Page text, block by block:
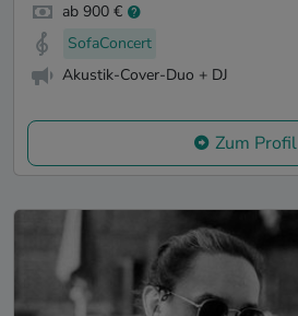
ab 900 €
SofaConcert
Akustik-Cover-Duo + DJ
Zum Profil